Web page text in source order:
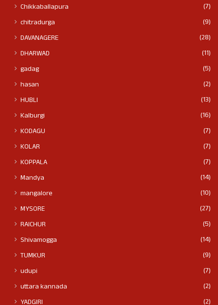
Chikkaballapura
(7)
chitradurga
(9)
DAVANAGERE
(28)
DHARWAD
(11)
gadag
(5)
hasan
(2)
HUBLI
(13)
Kalburgi
(16)
KODAGU
(7)
KOLAR
(7)
KOPPALA
(7)
Mandya
(14)
mangalore
(10)
MYSORE
(27)
RAICHUR
(5)
Shivamogga
(14)
TUMKUR
(9)
udupi
(7)
uttara kannada
(2)
YADGIRI
(2)